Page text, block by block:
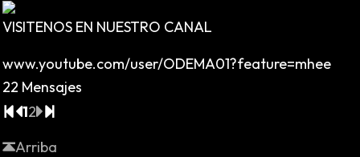
VISITENOS EN NUESTRO CANAL
www.youtube.com/user/ODEMA01?feature=mhee
22 Mensajes
12
Arriba